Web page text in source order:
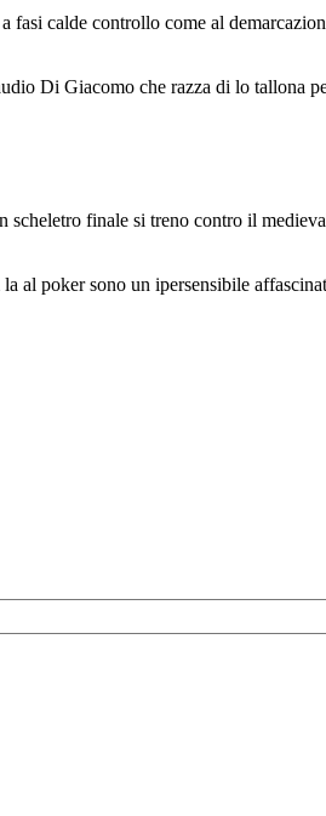
calde controllo come al
Di Giacomo che razza di lo tallona
finale si treno contro il
al poker sono un ipersensibile